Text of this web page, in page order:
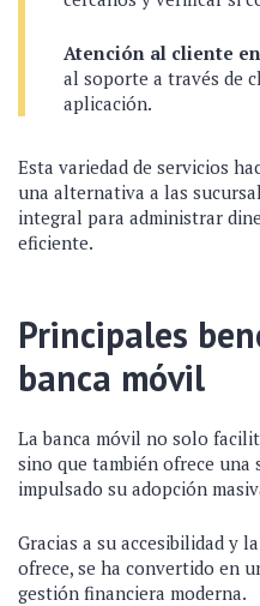
Atención al cliente
al soporte a través de
aplicación.
Esta variedad de servicios
una alternativa a las
integral para administrar
eficiente.
Principales
banca móvil
La banca móvil no solo
sino que también ofrece una
impulsado su adopción
Gracias a su accesibilidad y
ofrece, se ha convertido en
gestión financiera moderna.